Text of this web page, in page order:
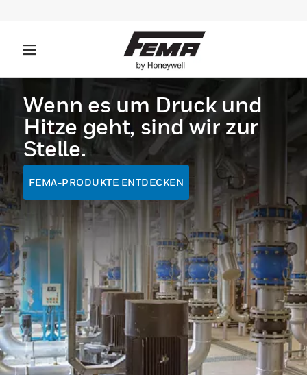
Wenn es um Druck und
Hitze geht, sind wir zur
Stelle.
FEMA-PRODUKTE ENTDECKEN